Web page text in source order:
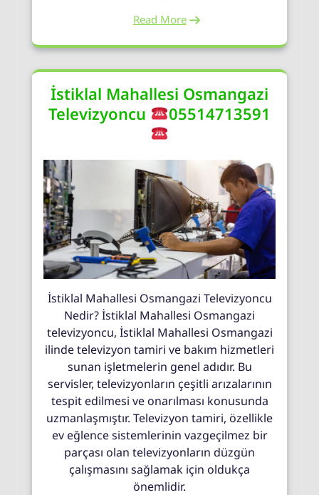
Read More
İstiklal Mahallesi Osmangazi
Televizyoncu
05514713591
İstiklal Mahallesi Osmangazi Televizyoncu
Nedir? İstiklal Mahallesi Osmangazi
televizyoncu, İstiklal Mahallesi Osmangazi
ilinde televizyon tamiri ve bakım hizmetleri
sunan işletmelerin genel adıdır. Bu
servisler, televizyonların çeşitli arızalarının
tespit edilmesi ve onarılması konusunda
uzmanlaşmıştır. Televizyon tamiri, özellikle
ev eğlence sistemlerinin vazgeçilmez bir
parçası olan televizyonların düzgün
çalışmasını sağlamak için oldukça
önemlidir.